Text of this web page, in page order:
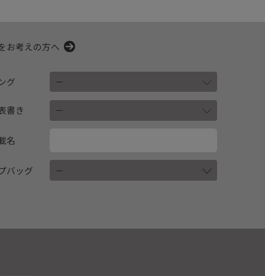
お考えの方へ
グ
書き
名
バッグ